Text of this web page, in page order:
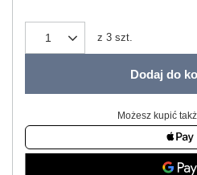
z 3 szt.
Dodaj do
Możesz kupić